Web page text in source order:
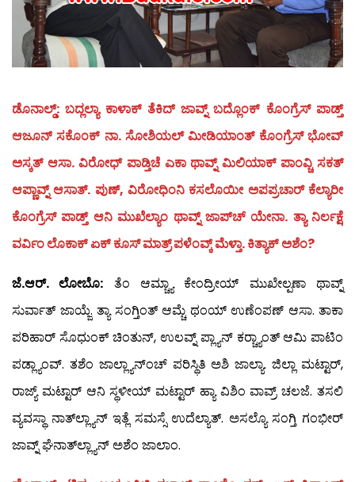
ಡೊನಾಲ್ಡ್: ಬದ್ಲಲ್ಯಾ ಕಾಳಾಕ್ ತೆಕಿದ್ ಜಾವ್ನ್ ಬದ್ಲೊಂಕ್ ಕೊಂಗ್ರೆಸ್ ಪಾಡ್ತ್
ಆಜೂನ್ ಸಕೊಂಕ್ ನಾ. ಸೋಶಿಯಲ್ ಮೀಡಿಯಾಂತ್ ಕೊಂಗ್ರೆಸ್ ಭೋವ್
ಅಸ್ಕತ್ ಆಸಾ. ವಿರೋಧ್ ಪಾಡ್ತಿಚೆ ಎಕಾ ಥಾವ್ನ್ ಮಿಲಿಯಾಕ್ ಪಾಂವ್ಚಿ ಸಕತ್
ಆಪ್ಣಾವ್ನ್ ಆಸಾತ್. ಪುಣ್, ವಿರೋಧಿಂನಿ ಕಸಲೊಯೀ ಅಪಪ್ರಚಾರ್ ಕೆಲ್ಯಾರೀ
ಕೊಂಗ್ರೆಸ್ ಪಾಡ್ತ್ ಆನಿ ಮುಖೆಲ್ಯಾಂ ಥಾವ್ನ್ ಜಾಪ್‍ಚ್ ಯೇನಾ. ತ್ಯಾ ನಿರ್ಲಕ್ಷೆ
ವರ್ವಿಂ ಲೊಕಾಕ್ ಏಕ್ ಕೂಸ್ ಮಾತ್ರ್ ಪಳೆಂವ್ಕ್ ಮೆಳ್ತಾ. ಕಿತ್ಯಾಕ್ ಅಶೆಂ?
ಜೆ.ಆರ್. ಲೋಬೊ: ತೆಂ ಆಮ್ಚ್ಯಾ ಕೇಂದ್ರೀಯ್ ಮುಖೇಲ್ಪಣಾ ಥಾವ್ನ್
ಸುರ್ವಾತ್ ಜಾಯ್ಜೆ. ತ್ಯಾ ಸಂಗ್ತಿಂತ್ ಆಮ್ಚೆ ಥಂಯ್ ಉಣೆಂಪಣ್ ಆಸಾ. ತಾಕಾ
ಪರಿಹಾರ್ ಸೊಧುಂಕ್ ಚಿಂತುನ್, ಉಲವ್ನ್ ಪ್ಲ್ಯಾನ್ ಕರ‍್ಚ್ಯಾಂತ್ ಆಮಿ ಪಾಟಿಂ
ಪಡ್ಲ್ಯಾಂವ್. ತಶೆಂ ಜಾಲ್ಲ್ಯಾನ್‍ಂಚ್ ಪರಿಸ್ಥಿತಿ ಅಶಿ ಜಾಲ್ಯಾ. ಜಿಲ್ಲಾ ಮಟ್ಟಾರ್,
ರಾಜ್ಯ್ ಮಟ್ಟಾರ್ ಆನಿ ಸ್ಥಳೀಯ್ ಮಟ್ಟಾರ್ ಹ್ಯಾ ವಿಶಿಂ ವಾವ್ರ್ ಚಲಜೆ. ತಸಲಿ
ವ್ಯವಸ್ಥಾ ನಾತ್‍ಲ್ಲ್ಯಾನ್ ಇತ್ಲೆ ಸಮಸ್ಸೆ ಉದೆಲ್ಯಾತ್. ಅಸಲ್ಯೊ ಸಂಗ್ತಿ ಗಂಭೀರ್
ಜಾವ್ನ್ ಘೆನಾತ್‍ಲ್ಲ್ಯಾನ್ ಅಶೆಂ ಜಾಲಾಂ.